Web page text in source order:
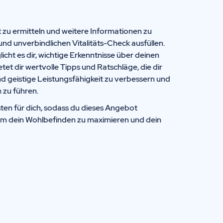
ermitteln und weitere Informationen zu
unverbindlichen Vitalitäts-Check ausfüllen.
es dir, wichtige Erkenntnisse über deinen
dir wertvolle Tipps und Ratschläge, die dir
geistige Leistungsfähigkeit zu verbessern und
zu führen.
für dich, sodass du dieses Angebot
dein Wohlbefinden zu maximieren und dein